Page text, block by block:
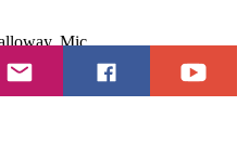
Mic
Creștină, Cluj-Napoca, 2022